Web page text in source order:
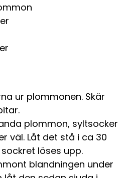
ur plommonen. Skär
plommon, syltsocker
väl. Låt det stå i ca 30
löses upp.
blandningen under